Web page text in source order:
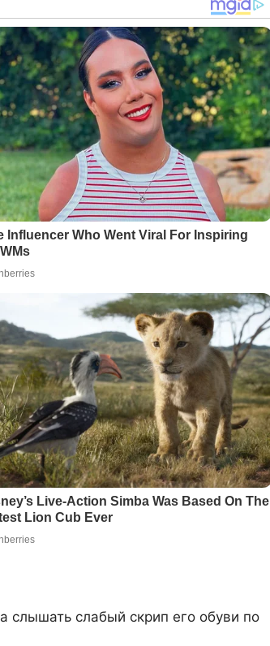
слышать слабый скрип его обуви по